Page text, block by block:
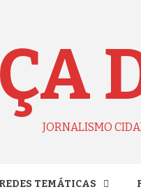
JORNALISMO
REDES TEMÁTICAS